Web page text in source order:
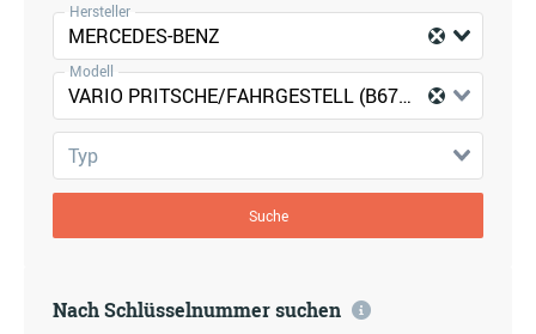
Hersteller
MERCEDES-BENZ
Modell
VARIO PRITSCHE/FAHRGESTELL (B670, B668, B667)
Typ
Suche
Nach Schlüsselnummer suchen